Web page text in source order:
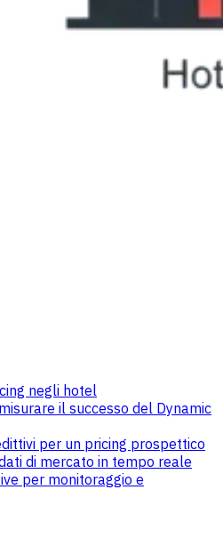
negli hotel
il successo del Dynamic
per un pricing prospettico
di mercato in tempo reale
per monitoraggio e